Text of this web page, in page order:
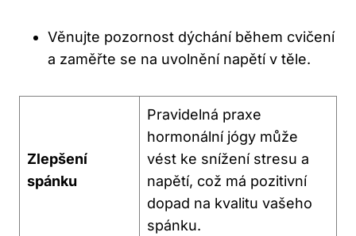
Věnujte pozornost dýchání během cvičení
a zaměřte se na uvolnění napětí v těle.
Zlepšení
spánku
Pravidelná praxe
hormonální jógy může
vést ke snížení stresu a
napětí, což má pozitivní
dopad na kvalitu vašeho
spánku.